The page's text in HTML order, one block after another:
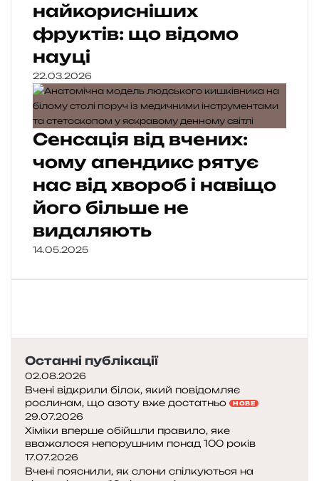
найкорисніших
фруктів: що відомо
науці
22.03.2026
Сенсація від вчених:
чому апендикс рятує
нас від хвороб і навіщо
його більше не
видаляють
14.05.2025
Останні публікації
02.08.2026
Вчені відкрили білок, який повідомляє
рослинам, що азоту вже достатньо
НОВЕ
29.07.2026
Хіміки вперше обійшли правило, яке
вважалося непорушним понад 100 років
17.07.2026
Вчені пояснили, як слони спілкуються на